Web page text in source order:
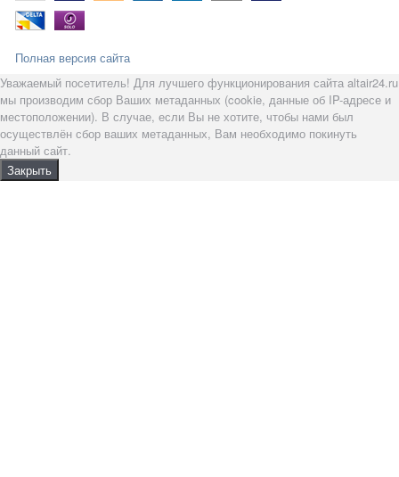
Полная версия сайта
Уважаемый посетитель! Для лучшего функционирования сайта altair24.ru
мы производим сбор Ваших метаданных (cookie, данные об IP-адресе и
местоположении). В случае, если Вы не хотите, чтобы нами был
осуществлён сбор ваших метаданных, Вам необходимо покинуть
данный сайт.
Закрыть